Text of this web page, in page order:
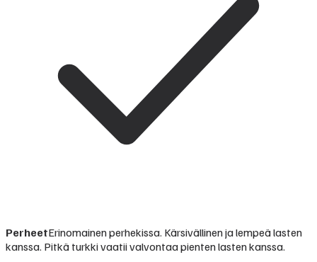
PerheetErinomainen perhekissa. Kärsivällinen ja lempeä lasten
kanssa. Pitkä turkki vaatii valvontaa pienten lasten kanssa.